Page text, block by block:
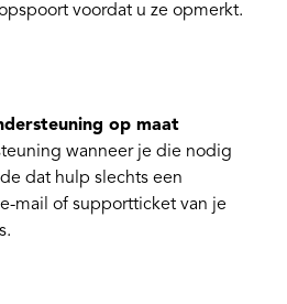
voordat u ze opmerkt.
op maat
wanneer je die nodig
dat hulp slechts een
mail of supportticket van je